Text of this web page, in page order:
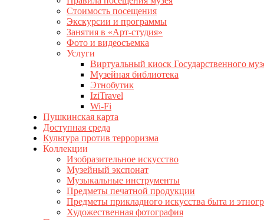
Стоимость посещения
Экскурсии и программы
Занятия в «Арт-студия»
Фото и видеосъемка
Услуги
Виртуальный киоск Государственного
Музейная библиотека
Этнобутик
IziTravel
Wi-Fi
Пушкинская карта
Доступная среда
Культура против терроризма
Коллекции
Изобразительное искусство
Музейный экспонат
Музыкальные инструменты
Предметы печатной продукции
Предметы прикладного искусства быта и
Художественная фотография